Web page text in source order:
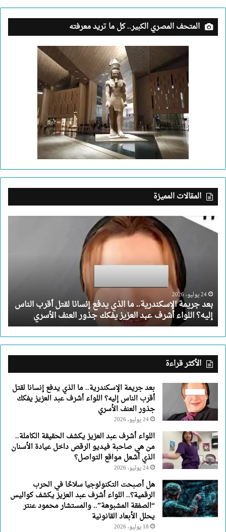
المتحف المصري الكبير.. كل ما تريد معرفته
المقالات المميزة
بعد
جريمة
لقتل
أقرب
الناس
إليه؟
اللواء
أشرف
عبد
العزيز
جذور
العنف
الأسري
24 يوليو، 2026
بعد جريمة الإسكندرية.. ما الذي يدفع إنسانا لقتل أقرب الناس
إليه؟ اللواء أشرف عبد العزيز يفكك جذور العنف الأسري
الأكثر قراءة
بعد جريمة الإسكندرية.. ما الذي يدفع إنسانا لقتل
أقرب الناس إليه؟ اللواء أشرف عبد العزيز يفكك
جذور العنف الأسري
24 يوليو، 2026
اللواء أشرف عبد العزيز يكشف الحقيقة الكاملة..
من هي صاحبة فيديو الرقص داخل عيادة الأسنان
الذي أشعل مواقع التواصل؟
24 يوليو، 2026
هل أصبحت التكنولوجيا سلاحًا في الحرب
الرقمية؟.. اللواء أشرف عبد العزيز يكشف كواليس
“الصفقة المشبوهة”.. والمستشار محمود عنتر
يحلل الأبعاد القانونية
18 يوليو، 2026